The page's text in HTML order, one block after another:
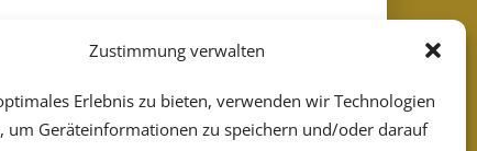
Zustimmung verwalten
Erlebnis zu bieten, verwenden wir Technologien
um Geräteinformationen zu speichern und/oder darauf